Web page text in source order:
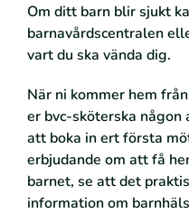
Om ditt barn blir sjukt
barnavårdscentralen
vart du ska vända dig.
När ni kommer hem
er bvc-sköterska någon
att boka in ert första
erbjudande om att få
barnet, se att det
information om